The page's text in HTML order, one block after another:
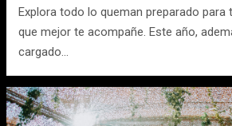
Explora todo lo queman preparado para
que mejor te acompañe. Este año,
cargado…